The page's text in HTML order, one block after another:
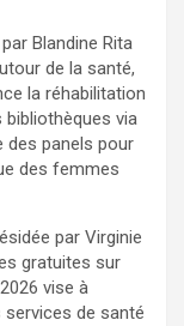
Blandine Rita
de la santé,
la réhabilitation
bibliothèques via
des panels pour
des femmes
par Virginie
gratuites sur
vise à
de santé